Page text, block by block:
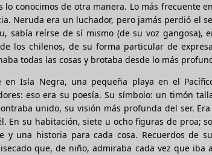
lo conocimos de otra manera. Lo más frecuente
Neruda era un luchador, pero jamás perdió el
sabía reírse de sí mismo (de su voz gangosa),
los chilenos, de su forma particular de
todas las cosas y brotaba desde lo más
Isla Negra, una pequeña playa en el
eso era su poesía. Su símbolo: un timón
unido, su visión más profunda del ser.
En su habitación, siete u ocho figuras de proa;
y una historia para cada cosa. Recuerdos de
que, de niño, admiraba cada vez que